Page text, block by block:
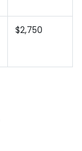
$2,750